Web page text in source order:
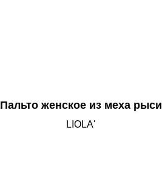
Пальто женское из меха рыси
LIOLA'